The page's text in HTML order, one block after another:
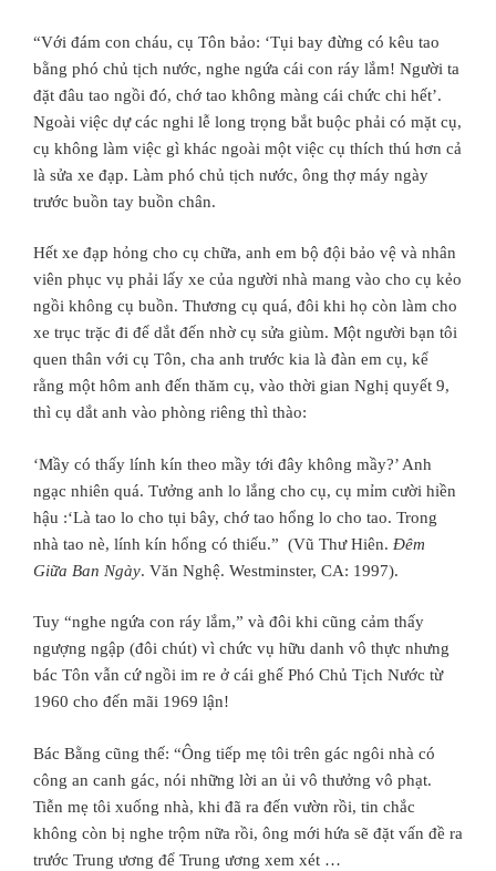
“Với đám con cháu, cụ Tôn bảo: ‘Tụi bay đừng có kêu tao
bằng phó chủ tịch nước, nghe ngứa cái con ráy lắm! Người ta
đặt đâu tao ngồi đó, chớ tao không màng cái chức chi hết’.
Ngoài việc dự các nghi lễ long trọng bắt buộc phải có mặt cụ,
cụ không làm việc gì khác ngoài một việc cụ thích thú hơn cả
là sửa xe đạp. Làm phó chủ tịch nước, ông thợ máy ngày
trước buồn tay buồn chân.
Hết xe đạp hỏng cho cụ chữa, anh em bộ đội bảo vệ và nhân
viên phục vụ phải lấy xe của người nhà mang vào cho cụ kẻo
ngồi không cụ buồn. Thương cụ quá, đôi khi họ còn làm cho
xe trục trặc đi để dắt đến nhờ cụ sửa giùm. Một người bạn tôi
quen thân với cụ Tôn, cha anh trước kia là đàn em cụ, kể
rằng một hôm anh đến thăm cụ, vào thời gian Nghị quyết 9,
thì cụ dắt anh vào phòng riêng thì thào:
‘Mầy có thấy lính kín theo mầy tới đây không mầy?’ Anh
ngạc nhiên quá. Tưởng anh lo lắng cho cụ, cụ mỉm cười hiền
hậu :‘Là tao lo cho tụi bây, chớ tao hổng lo cho tao. Trong
nhà tao nè, lính kín hổng có thiếu.” (Vũ Thư Hiên. Đêm
Giữa Ban Ngày. Văn Nghệ. Westminster, CA: 1997).
Tuy “nghe ngứa con ráy lắm,” và đôi khi cũng cảm thấy
ngượng ngập (đôi chút) vì chức vụ hữu danh vô thực nhưng
bác Tôn vẫn cứ ngồi im re ở cái ghế Phó Chủ Tịch Nước từ
1960 cho đến mãi 1969 lận!
Bác Bằng cũng thế: “Ông tiếp mẹ tôi trên gác ngôi nhà có
công an canh gác, nói những lời an ủi vô thưởng vô phạt.
Tiễn mẹ tôi xuống nhà, khi đã ra đến vườn rồi, tin chắc
không còn bị nghe trộm nữa rồi, ông mới hứa sẽ đặt vấn đề ra
trước Trung ương để Trung ương xem xét …